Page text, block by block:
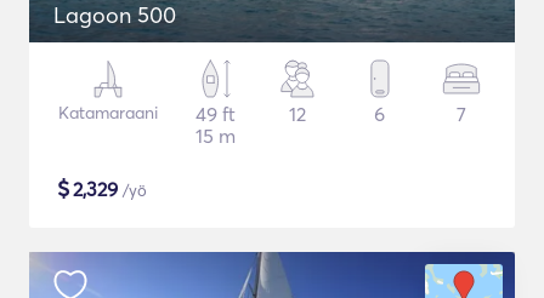
Lagoon 500
Katamaraani
49 ft
15 m
12 6 7
$2,329 /yö